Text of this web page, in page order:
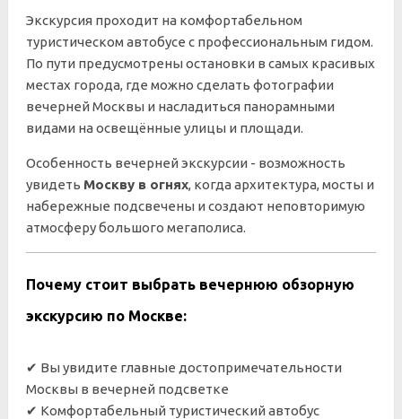
Экскурсия проходит на комфортабельном
туристическом автобусе с профессиональным гидом.
По пути предусмотрены остановки в самых красивых
местах города, где можно сделать фотографии
вечерней Москвы и насладиться панорамными
видами на освещённые улицы и площади.
Особенность вечерней экскурсии - возможность
увидеть Москву в огнях, когда архитектура, мосты и
набережные подсвечены и создают неповторимую
атмосферу большого мегаполиса.
Почему стоит выбрать вечернюю обзорную
экскурсию по Москве:
✔ Вы увидите главные достопримечательности
Москвы в вечерней подсветке
✔ Комфортабельный туристический автобус